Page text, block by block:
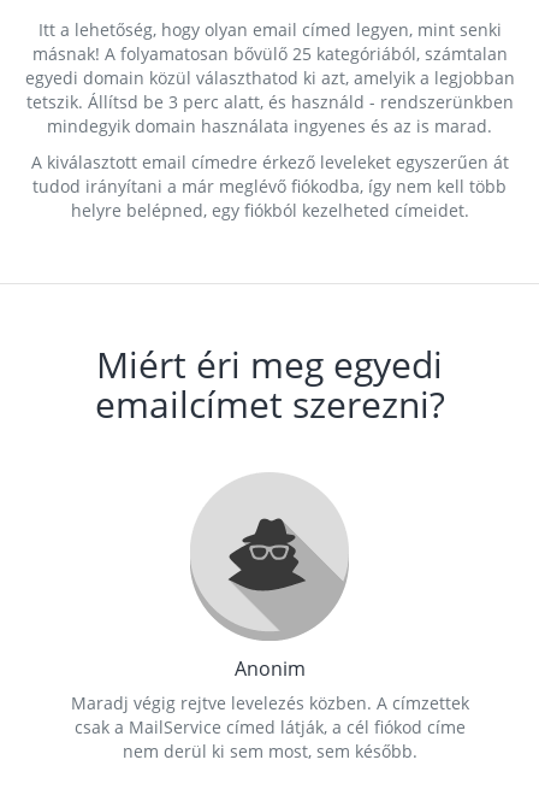
Itt a lehetőség, hogy olyan email címed legyen, mint senki
másnak! A folyamatosan bővülő 25 kategóriából, számtalan
egyedi domain közül választhatod ki azt, amelyik a legjobban
tetszik. Állítsd be 3 perc alatt, és használd - rendszerünkben
mindegyik domain használata ingyenes és az is marad.
A kiválasztott email címedre érkező leveleket egyszerűen át
tudod irányítani a már meglévő fiókodba, így nem kell több
helyre belépned, egy fiókból kezelheted címeidet.
Miért éri meg egyedi
emailcímet szerezni?
Anonim
Maradj végig rejtve levelezés közben. A címzettek
csak a MailService címed látják, a cél fiókod címe
nem derül ki sem most, sem később.